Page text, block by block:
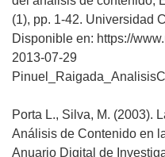
(1), pp. 1-42. Universidad
Disponible en: https://
2013-07-29
Porta L., Silva, M. (2003).
Análisis de Contenido en
Anuario Digital de